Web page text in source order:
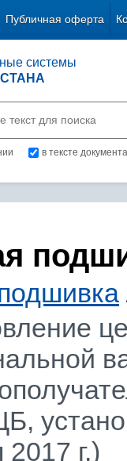
Публичная оферта
системы
в тексте документа
2017 г.)